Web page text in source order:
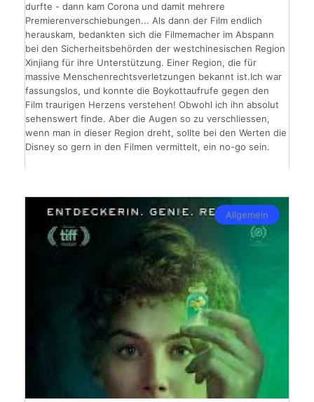
durfte - dann kam Corona und damit mehrere
Premierenverschiebungen... Als dann der Film endlich
herauskam, bedankten sich die Filmemacher im Abspann
bei den Sicherheitsbehörden der westchinesischen Region
Xinjiang für ihre Unterstützung. Einer Region, die für
massive Menschenrechtsverletzungen bekannt ist.Ich war
fassungslos, und konnte die Boykottaufrufe gegen den
Film traurigen Herzens verstehen! Obwohl ich ihn absolut
sehenswert finde. Aber die Augen so zu verschliessen,
wenn man in dieser Region dreht, sollte bei den Werten die
Disney so gern in den Filmen vermittelt, ein no-go sein.
Allgemein